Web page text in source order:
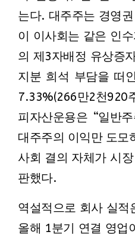
는다. 대주주는 경영
이 이사회는 같은 인
의 제3자배정 유상증
지분 희석 부담을 떠
7.33%(266만2천920
피자산운용은 “일반
대주주의 이익만 도모
사회 결의 자체가 시
판했다.
역설적으로 회사 실적
올해 1분기 연결 영업